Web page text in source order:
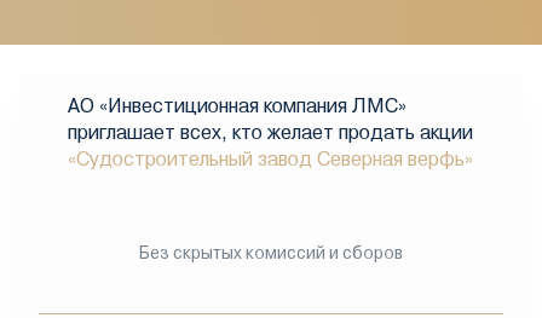
АО «Инвестиционная компания ЛМС»
приглашает всех, кто желает продать акции
«Судостроительный завод Северная верфь»
Без скрытых комиссий и сборов